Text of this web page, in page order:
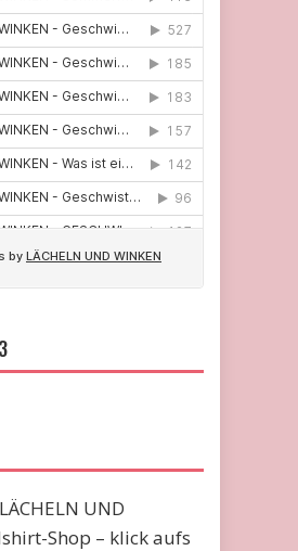
UND
Shop – klick aufs